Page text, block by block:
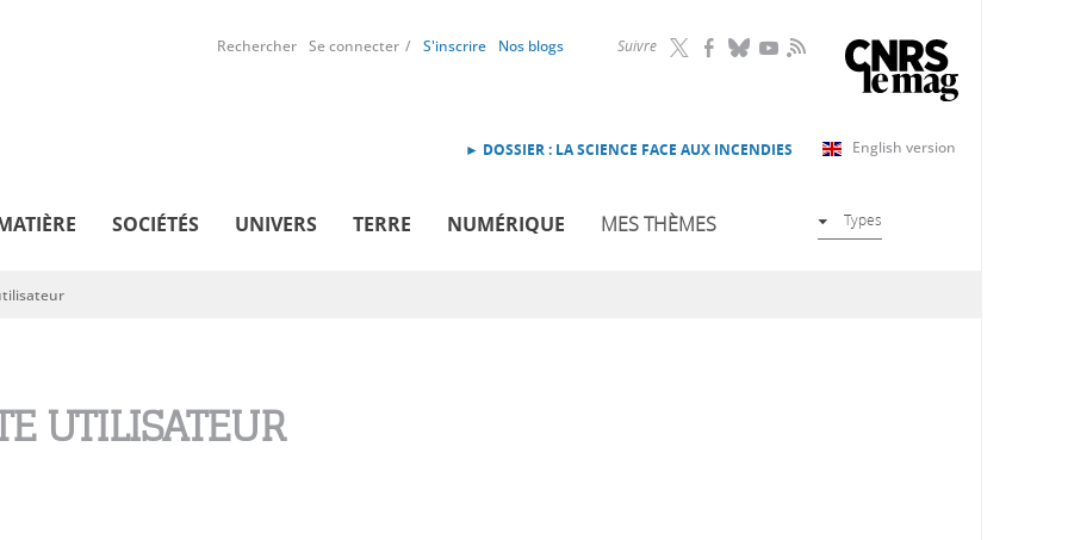
Suivre RSS
Rechercher Se connecter S'inscrire Nos blogs
English version
► DOSSIER : LA SCIENCE FACE AUX INCENDIES
SOCIÉTÉS UNIVERS TERRE NUMÉRIQUE MES THÈMES Types
UTILISATEUR